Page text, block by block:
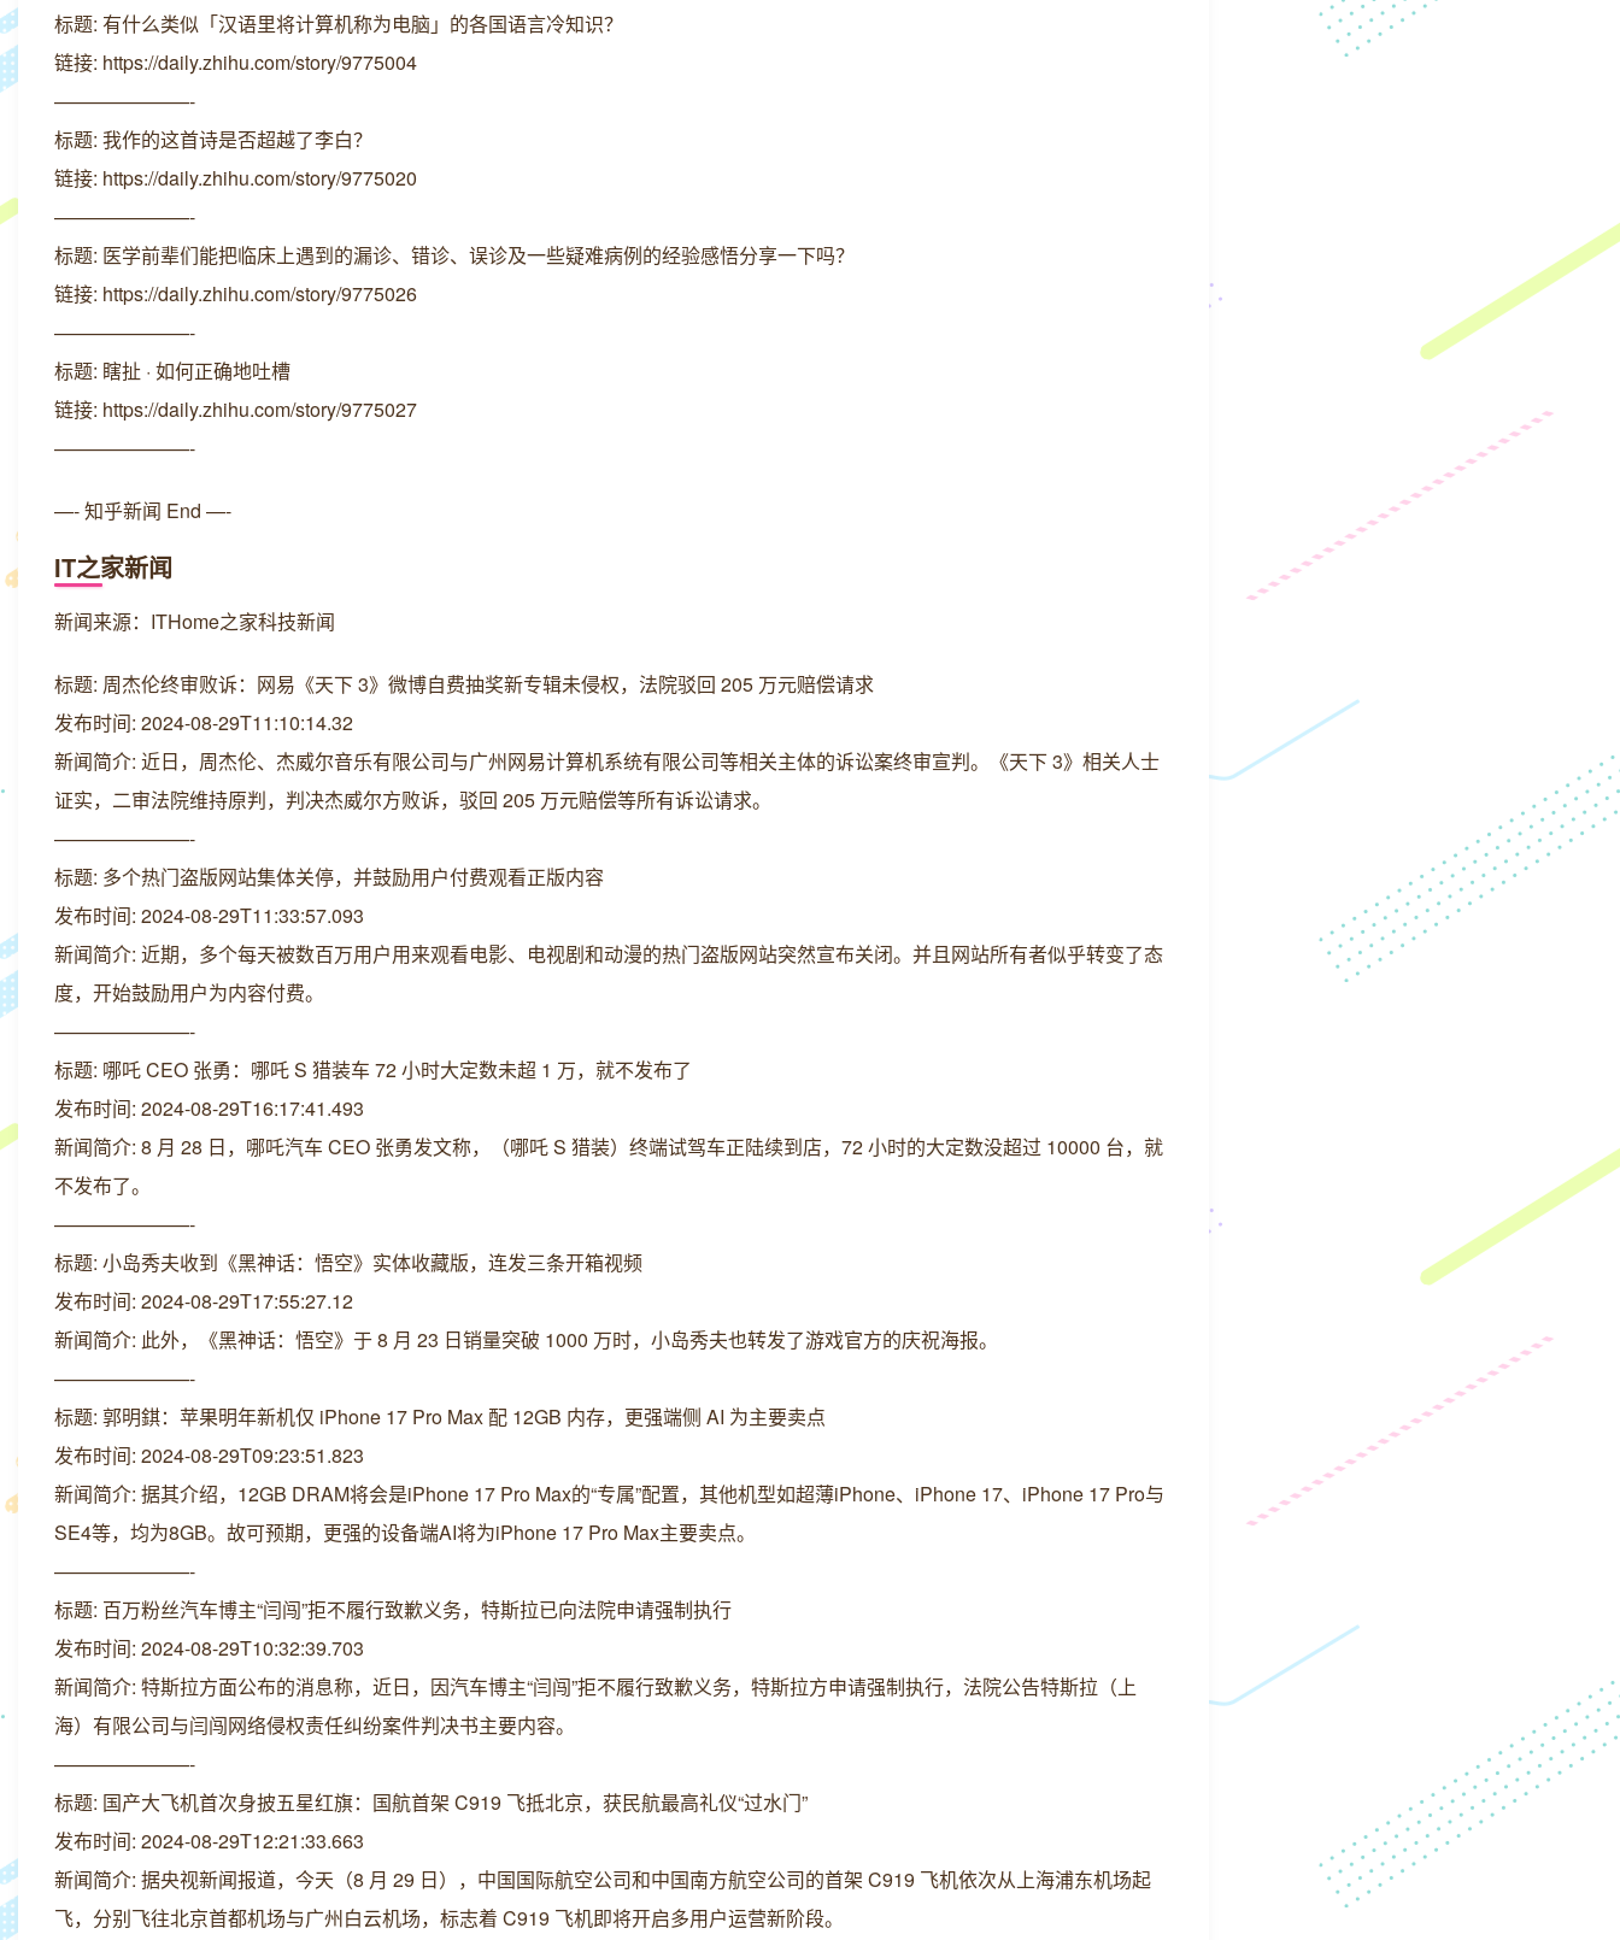
标题: 有什么类似「汉语里将计算机称为电脑」的各国语言冷知识？
链接: https://daily.zhihu.com/story/9775004
———————-
标题: 我作的这首诗是否超越了李白？
链接: https://daily.zhihu.com/story/9775020
———————-
标题: 医学前辈们能把临床上遇到的漏诊、错诊、误诊及一些疑难病例的经验感悟分享一下吗？
链接: https://daily.zhihu.com/story/9775026
———————-
标题: 瞎扯 · 如何正确地吐槽
链接: https://daily.zhihu.com/story/9775027
———————-
—- 知乎新闻 End —-
IT之家新闻
新闻来源：ITHome之家科技新闻
标题: 周杰伦终审败诉：网易《天下 3》微博自费抽奖新专辑未侵权，法院驳回 205 万元赔偿请求
发布时间: 2024-08-29T11:10:14.32
新闻简介: 近日，周杰伦、杰威尔音乐有限公司与广州网易计算机系统有限公司等相关主体的诉讼案终审宣判。《天下 3》相关人士
证实，二审法院维持原判，判决杰威尔方败诉，驳回 205 万元赔偿等所有诉讼请求。
———————-
标题: 多个热门盗版网站集体关停，并鼓励用户付费观看正版内容
发布时间: 2024-08-29T11:33:57.093
新闻简介: 近期，多个每天被数百万用户用来观看电影、电视剧和动漫的热门盗版网站突然宣布关闭。并且网站所有者似乎转变了态
度，开始鼓励用户为内容付费。
———————-
标题: 哪吒 CEO 张勇：哪吒 S 猎装车 72 小时大定数未超 1 万，就不发布了
发布时间: 2024-08-29T16:17:41.493
新闻简介: 8 月 28 日，哪吒汽车 CEO 张勇发文称，（哪吒 S 猎装）终端试驾车正陆续到店，72 小时的大定数没超过 10000 台，就
不发布了。
———————-
标题: 小岛秀夫收到《黑神话：悟空》实体收藏版，连发三条开箱视频
发布时间: 2024-08-29T17:55:27.12
新闻简介: 此外，《黑神话：悟空》于 8 月 23 日销量突破 1000 万时，小岛秀夫也转发了游戏官方的庆祝海报。
———————-
标题: 郭明錤：苹果明年新机仅 iPhone 17 Pro Max 配 12GB 内存，更强端侧 AI 为主要卖点
发布时间: 2024-08-29T09:23:51.823
新闻简介: 据其介绍，12GB DRAM将会是iPhone 17 Pro Max的“专属”配置，其他机型如超薄iPhone、iPhone 17、iPhone 17 Pro与
SE4等，均为8GB。故可预期，更强的设备端AI将为iPhone 17 Pro Max主要卖点。
———————-
标题: 百万粉丝汽车博主“闫闯”拒不履行致歉义务，特斯拉已向法院申请强制执行
发布时间: 2024-08-29T10:32:39.703
新闻简介: 特斯拉方面公布的消息称，近日，因汽车博主“闫闯”拒不履行致歉义务，特斯拉方申请强制执行，法院公告特斯拉（上
海）有限公司与闫闯网络侵权责任纠纷案件判决书主要内容。
———————-
标题: 国产大飞机首次身披五星红旗：国航首架 C919 飞抵北京，获民航最高礼仪“过水门”
发布时间: 2024-08-29T12:21:33.663
新闻简介: 据央视新闻报道，今天（8 月 29 日），中国国际航空公司和中国南方航空公司的首架 C919 飞机依次从上海浦东机场起
飞，分别飞往北京首都机场与广州白云机场，标志着 C919 飞机即将开启多用户运营新阶段。